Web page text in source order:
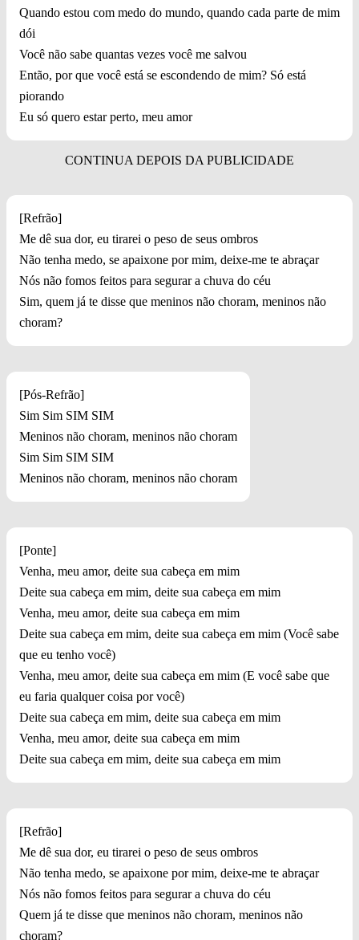
Quando estou com medo do mundo, quando cada parte de mim
dói
Você não sabe quantas vezes você me salvou
Então, por que você está se escondendo de mim? Só está
piorando
Eu só quero estar perto, meu amor
[Refrão]
Me dê sua dor, eu tirarei o peso de seus ombros
Não tenha medo, se apaixone por mim, deixe-me te abraçar
Nós não fomos feitos para segurar a chuva do céu
Sim, quem já te disse que meninos não choram, meninos não
choram?
[Pós-Refrão]
Sim Sim SIM SIM
Meninos não choram, meninos não choram
Sim Sim SIM SIM
Meninos não choram, meninos não choram
[Ponte]
Venha, meu amor, deite sua cabeça em mim
Deite sua cabeça em mim, deite sua cabeça em mim
Venha, meu amor, deite sua cabeça em mim
Deite sua cabeça em mim, deite sua cabeça em mim (Você sabe
que eu tenho você)
Venha, meu amor, deite sua cabeça em mim (E você sabe que
eu faria qualquer coisa por você)
Deite sua cabeça em mim, deite sua cabeça em mim
Venha, meu amor, deite sua cabeça em mim
Deite sua cabeça em mim, deite sua cabeça em mim
[Refrão]
Me dê sua dor, eu tirarei o peso de seus ombros
Não tenha medo, se apaixone por mim, deixe-me te abraçar
Nós não fomos feitos para segurar a chuva do céu
Quem já te disse que meninos não choram, meninos não
choram?